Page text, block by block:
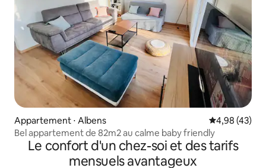
Appartement ⋅ Albens Évaluation
4,98 (43)
Bel appartement de 82m2 au calme baby friendly
Le confort d'un chez-soi et des tarifs
mensuels avantageux